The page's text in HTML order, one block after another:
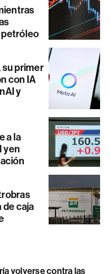
petróleo
su primer
con IA
y
a la
yen
caja
volverse contra las